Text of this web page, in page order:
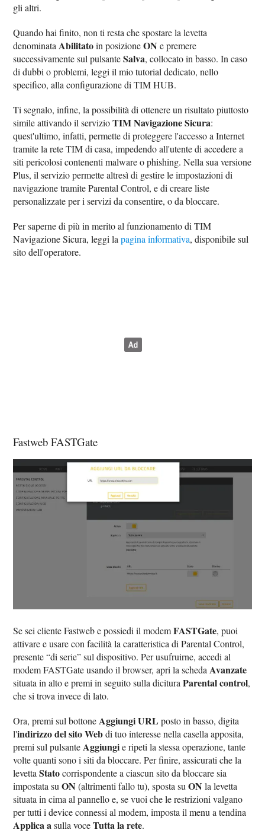
gli altri.
Quando hai finito, non ti resta che spostare la levetta
denominata Abilitatoin posizioneON e premere
successivamente sul pulsanteSalva, collocato in basso. In caso
di dubbi o problemi, leggi il mio tutorial dedicato, nello
specifico, alla configurazione di TIM HUB.
Ti segnalo, infine, la possibilità di ottenere un risultato piuttosto
simile attivando il servizioTIM Navigazione Sicura:
quest'ultimo, infatti, permette di proteggere l'accesso a Internet
tramite la rete TIM di casa, impedendo all'utente di accedere a
siti pericolosi contenenti malware o phishing. Nella sua versione
Plus, il servizio permette altresì di gestire le impostazioni di
navigazione tramite Parental Control, e di creare liste
personalizzate per i servizi da consentire, o da bloccare.
Per saperne di più in merito al funzionamento di TIM
Navigazione Sicura, leggi lapagina informativa, disponibile sul
sito dell'operatore.
Fastweb FASTGate
Se sei cliente Fastweb e possiedi il modemFASTGate, puoi
attivare e usare con facilità la caratteristica di Parental Control,
presente “di serie” sul dispositivo. Per usufruirne, accedi al
modem FASTGate usando il browser, apri la scheda Avanzate
situata in alto e premi in seguito sulla dicituraParental control,
che si trova invece di lato.
Ora, premi sul bottone Aggiungi URL posto in basso, digita
l'indirizzo del sito Webdi tuo interesse nella casella apposita,
premi sul pulsante Aggiungie ripeti la stessa operazione, tante
volte quanti sono i siti da bloccare. Per finire, assicurati che la
levettaStatocorrispondente a ciascun sito da bloccare sia
impostata suON (altrimenti fallo tu), sposta suON la levetta
situata in cima al pannello e, se vuoi che le restrizioni valgano
per tutti i device connessi al modem, imposta il menu a tendina
Applica asulla voceTutta la rete.